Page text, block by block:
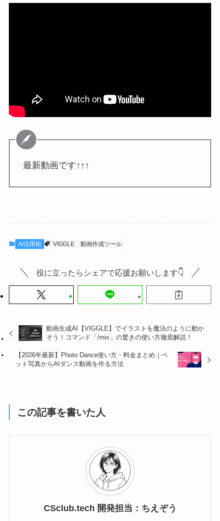
最新動画です↑↑↑
AI活用術 VIGGLE 動画作成ツール
役に立ったらシェアで応援お願いします👇
動画生成AI【VIGGLE】でイラストを魔法のように動か
そう！コマンド「/mix」の驚きの使い方徹底解説！
【2026年最新】Photo Dance使い方・料金まとめ｜ペ
ット写真からAIダンス動画を作る方法
この記事を書いた人
CSclub.tech 開発担当：ちえぞう